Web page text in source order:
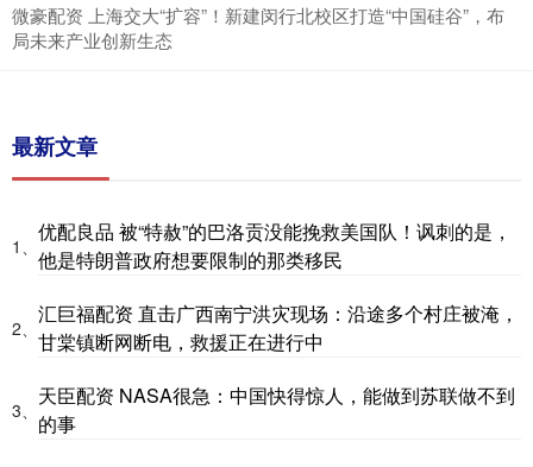
微豪配资 上海交大“扩容”！新建闵行北校区打造“中国硅谷”，布
局未来产业创新生态
最新文章
1、
优配良品 被“特赦”的巴洛贡没能挽救美国队！讽刺的是，
他是特朗普政府想要限制的那类移民
2、
汇巨福配资 直击广西南宁洪灾现场：沿途多个村庄被淹，
甘棠镇断网断电，救援正在进行中
3、
天臣配资 NASA很急：中国快得惊人，能做到苏联做不到
的事